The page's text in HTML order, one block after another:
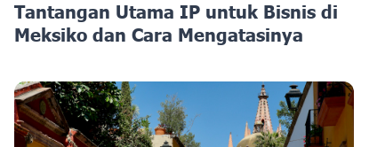
Tantangan Utama IP untuk Bisnis di
Meksiko dan Cara Mengatasinya